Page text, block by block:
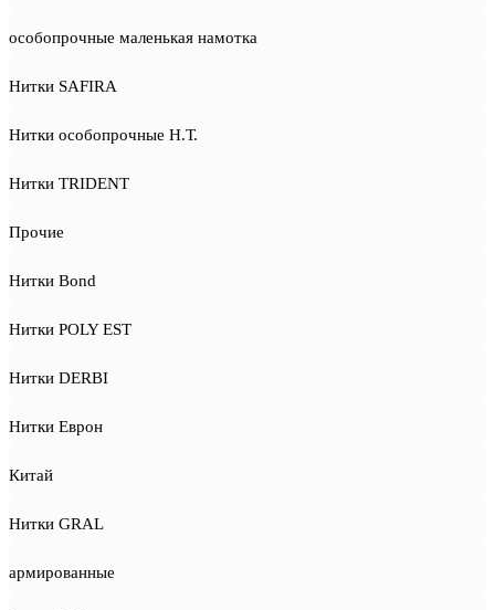
особопрочные маленькая намотка
Нитки SAFIRA
Нитки особопрочные Н.Т.
Нитки TRIDENT
Прочие
Нитки Bond
Нитки POLY EST
Нитки DERBI
Нитки Еврон
Китай
Нитки GRAL
армированные